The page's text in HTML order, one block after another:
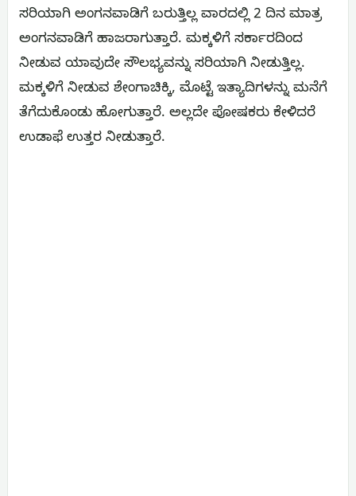
ಸರಿಯಾಗಿ ಅಂಗನವಾಡಿಗೆ ಬರುತ್ತಿಲ್ಲ ವಾರದಲ್ಲಿ 2 ದಿನ ಮಾತ್ರ
ಅಂಗನವಾಡಿಗೆ ಹಾಜರಾಗುತ್ತಾರೆ. ಮಕ್ಕಳಿಗೆ ಸರ್ಕಾರದಿಂದ
ನೀಡುವ ಯಾವುದೇ ಸೌಲಭ್ಯವನ್ನು ಸರಿಯಾಗಿ ನೀಡುತ್ತಿಲ್ಲ.
ಮಕ್ಕಳಿಗೆ ನೀಡುವ ಶೇಂಗಾಚಿಕ್ಕಿ, ಮೊಟ್ಟೆ ಇತ್ಯಾದಿಗಳನ್ನು ಮನೆಗೆ
ತೆಗೆದುಕೊಂಡು ಹೋಗುತ್ತಾರೆ. ಅಲ್ಲದೇ ಪೋಷಕರು ಕೇಳಿದರೆ
ಉಡಾಫೆ ಉತ್ತರ ನೀಡುತ್ತಾರೆ.